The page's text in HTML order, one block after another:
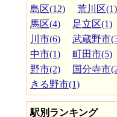
島区(12)
荒川区(1)
馬区(4)
足立区(1)
川市(6)
武蔵野市
中市(1)
町田市(5)
野市(2)
国分寺市
きる野市(1)
駅別ランキング